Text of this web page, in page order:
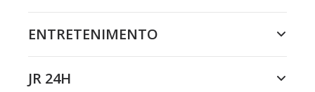
ENTRETENIMENTO
JR 24H